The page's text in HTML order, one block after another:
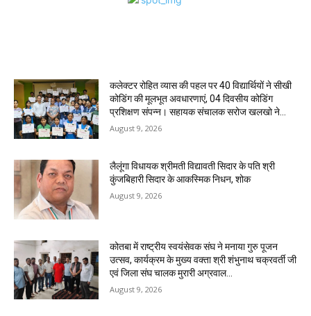
कलेक्टर रोहित व्यास की पहल पर 40 विद्यार्थियों ने सीखी
कोडिंग की मूलभूत अवधारणाएं, 04 दिवसीय कोडिंग
प्रशिक्षण संपन्न। ‌सहायक संचालक सरोज खलखो ने...
August 9, 2026
लैलूंगा विधायक श्रीमती विद्यावती सिदार के पति श्री
कुंजबिहारी सिदार के आकस्मिक निधन, शोक
August 9, 2026
कोतबा में राष्ट्रीय स्वयंसेवक संघ ने मनाया गुरु पूजन
उत्सव, कार्यक्रम के मुख्य वक्ता श्री शंभुनाथ चक्रवर्ती जी
एवं जिला संघ चालक मुरारी अग्रवाल...
August 9, 2026